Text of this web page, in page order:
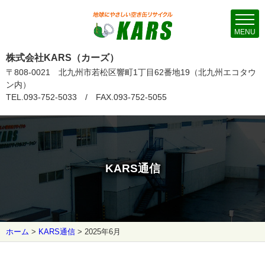
株式会社KARS（カーズ）
〒808-0021 北九州市若松区響町1丁目62番地19（北九州エコタウ
ン内）
TEL.093-752-5033 / FAX.093-752-5055
KARS通信
ホーム > KARS通信 > 2025年6月
MENU